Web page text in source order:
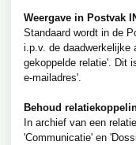
Weergave in Postvak
Standaard wordt in de
i.p.v. de daadwerkelijke
gekoppelde relatie'. Dit
e-mailadres'.
Behoud
In archief van een
'Communicatie' en